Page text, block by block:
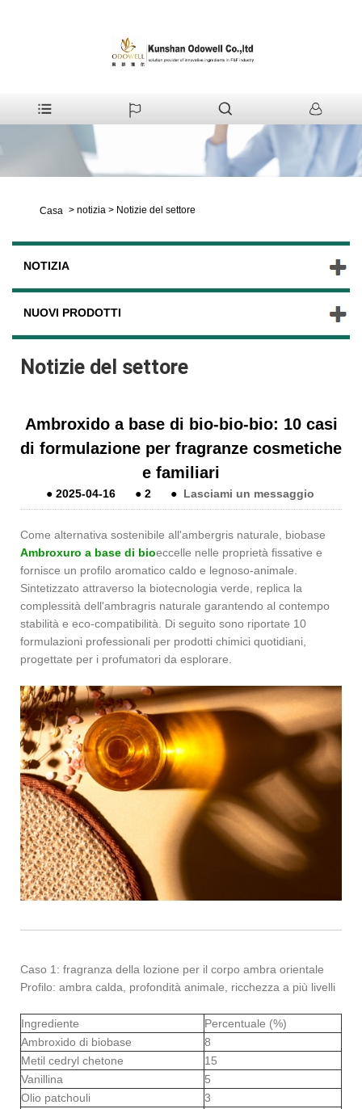
Casa > notizia > Notizie del settore
NOTIZIA
NUOVI PRODOTTI
Notizie del settore
Ambroxido a base di bio-bio-bio: 10 casi
di formulazione per fragranze cosmetiche
e familiari
●2025-04-16 ●2 ● Lasciami un messaggio
Come alternativa sostenibile all'ambergris naturale, biobase
Ambroxuro a base di bioeccelle nelle proprietà fissative e
fornisce un profilo aromatico caldo e legnoso-animale.
Sintetizzato attraverso la biotecnologia verde, replica la
complessità dell'ambragris naturale garantendo al contempo
stabilità e eco-compatibilità. Di seguito sono riportate 10
formulazioni professionali per prodotti chimici quotidiani,
progettate per i profumatori da esplorare.
Caso 1: fragranza della lozione per il corpo ambra orientale
Profilo: ambra calda, profondità animale, ricchezza a più livelli
Ingrediente
Percentuale (%)
Ambroxido di biobase
8
Metil cedryl chetone
15
Vanillina
5
Olio patchouli
3